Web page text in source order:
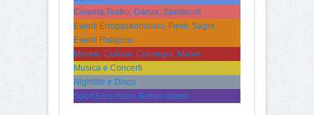
Cinema,Teatro, Danza, Spettacoli
Eventi Enogastronomici, Fiere, Sagre,
Eventi Religiosi
Mostre, Cultura, Convegni, Musei
Musica e Concerti
Nightlife e Disco
Sport,Escursioni,Tempo libero